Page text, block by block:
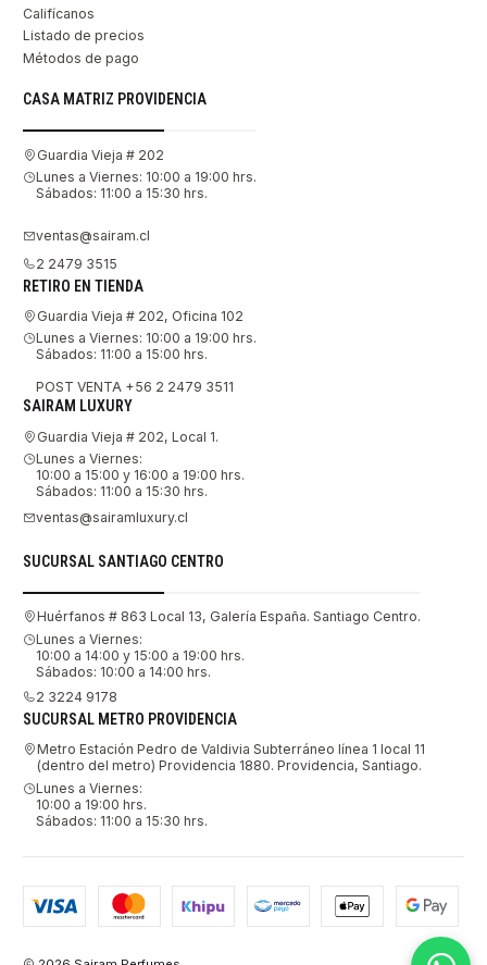
Califícanos
Listado de precios
Métodos de pago
CASA MATRIZ PROVIDENCIA
Guardia Vieja # 202
Lunes a Viernes: 10:00 a 19:00 hrs.
Sábados: 11:00 a 15:30 hrs.
ventas@sairam.cl
2 2479 3515
RETIRO EN TIENDA
Guardia Vieja # 202, Oficina 102
Lunes a Viernes: 10:00 a 19:00 hrs.
Sábados: 11:00 a 15:00 hrs.
POST VENTA +56 2 2479 3511
SAIRAM LUXURY
Guardia Vieja # 202, Local 1.
Lunes a Viernes:
10:00 a 15:00 y 16:00 a 19:00 hrs.
Sábados: 11:00 a 15:30 hrs.
ventas@sairamluxury.cl
SUCURSAL SANTIAGO CENTRO
Huérfanos # 863 Local 13, Galería España. Santiago Centro.
Lunes a Viernes:
10:00 a 14:00 y 15:00 a 19:00 hrs.
Sábados: 10:00 a 14:00 hrs.
2 3224 9178
SUCURSAL METRO PROVIDENCIA
Metro Estación Pedro de Valdivia Subterráneo línea 1 local 11
(dentro del metro) Providencia 1880. Providencia, Santiago.
Lunes a Viernes:
10:00 a 19:00 hrs.
Sábados: 11:00 a 15:30 hrs.